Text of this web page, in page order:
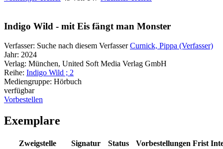
Indigo Wild - mit Eis fängt man Monster
Verfasser: Suche nach diesem Verfasser Curnick, Pippa (Verfasser)
Jahr: 2024
Verlag: München, United Soft Media Verlag GmbH
Reihe: Indigo Wild ; 2
Mediengruppe: Hörbuch
verfügbar
Vorbestellen
Exemplare
Zweigstelle Signatur Status Vorbestellungen Frist